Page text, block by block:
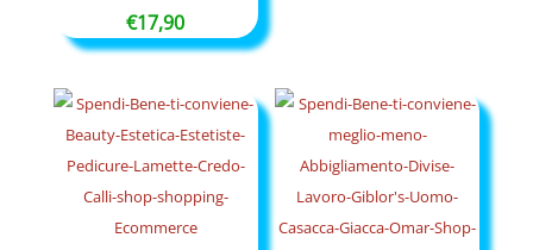
€17,90
€51,90